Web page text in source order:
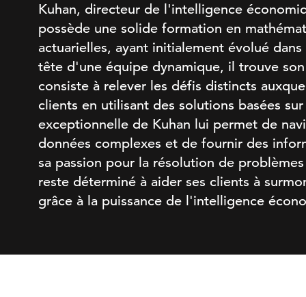
Kuhan, directeur de l'intelligence
possède une solide formation en
actuarielles, ayant initialement évolué
tête d'une équipe dynamique, il trouve
consiste à relever les défis distincts
clients en utilisant des solutions basées
exceptionnelle de Kuhan lui permet de
données complexes et de fournir des
sa passion pour la résolution de
reste déterminé à aider ses clients à
grâce à la puissance de l'intelligence